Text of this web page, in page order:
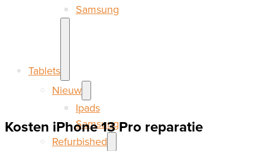
Samsung
Tablets
Nieuw
Ipads
Samsung
Refurbished
Kosten iPhone 13 Pro reparatie